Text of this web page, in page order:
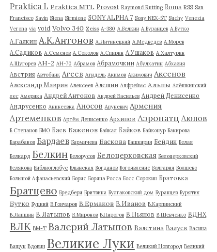
Praktica L Praktica MTL Provost Raymond Rutting Roma RSS San
Francisco Savin Siena Sirmione SONY ALPHA 7 Sony NEX-5T Suchy Venezia
Verona via void Volvo 340 Zeiss А-380 А.Белкин А.Буранцев А.Бутко
А.Галкин А.К.Антонов А.Литинецкий А.Медведев А.Морев
А.Садиков А.Семенов А.Соколов А.Спирин А.Ушаков А.Халтурин
А.Щугорев АН-2 АН-70 Абрамов Абрамочкин Абулхатин Абхазия
Австрия Автобанк Агеев Агидель Акимов Акимович Аксенов
Александр Маврин Алексеев Алешин Алфреймс Альпы Алёшкинский
лес Америка Андрей Антонов Андрей Васильев Андрей Денисенко
Андрусенко Аникеевка Аносов Апуневич Армения
Артеменков Артём Денисенко Архипов Аэронатц Аюпов
Б.Степанов БМО Баев Баженов Байкал Байков Байконур Бакирова
Барабанов Бардаев Бармичева Баскова Башкирия Бейдик Белая
Белкард Белкин Белорусов Белоцерковская Белоцерковский
Белякова Библиоглобус Блынская Богданов Богоявление Болгария Болшево
Большой Афанасьевский Борис Боряна Росса Босс Сорокин Братовка
Братцево Бредбери Бритвина Булгаковский дом Буранцев Бурятия
Бутко Буцкий В.Гончаров В.Ермаков В.Иванов В.Карпинский
В.Лапшин В.Латыпов В.Миронов В.Пирогов В.Пьянов В.Шевченко ВДНХ
ВЛК ВМ-Т Валерий Латыпов Валетина Валуев Васина
Ващук Вдовин Великие Луки Великий Новгород Великий